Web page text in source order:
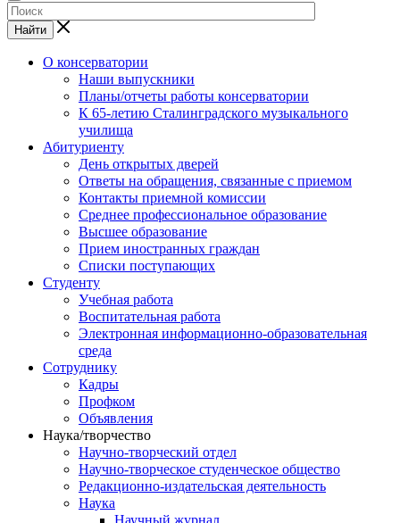
Найти
О консерватории
Наши выпускники
Планы/отчеты работы консерватории
К 65-летию Сталинградского музыкального
училища
Абитуриенту
День открытых дверей
Ответы на обращения, связанные с приемом
Контакты приемной комиссии
Среднее профессиональное образование
Высшее образование
Прием иностранных граждан
Списки поступающих
Студенту
Учебная работа
Воспитательная работа
Электронная информационно-образовательная
среда
Сотруднику
Кадры
Профком
Объявления
Наука/творчество
Научно-творческий отдел
Научно-творческое студенческое общество
Редакционно-издательская деятельность
Наука
Научный журнал